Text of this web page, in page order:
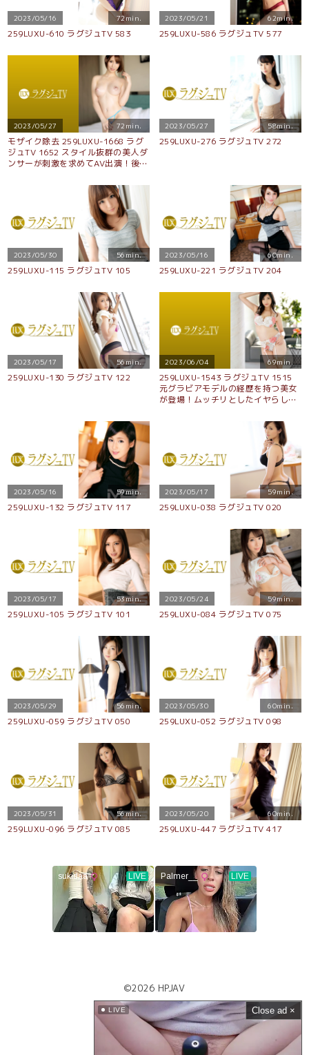
2023/05/16 72min.
259LUXU-610 ラグジュTV 583
2023/05/21 62min.
259LUXU-586 ラグジュTV 577
2023/05/27 72min.
モザイク除去 259LUXU-1668 ラグ
ジュTV 1652 スタイル抜群の美人ダ
ンサーが刺激を求めてAV出演！後ろ
をビクビク震わせ本能のままに喘ぎ
2023/05/27 58min.
259LUXU-276 ラグジュTV 272
2023/05/30 56min.
259LUXU-115 ラグジュTV 105
2023/05/16 60min.
259LUXU-221 ラグジュTV 204
2023/05/17 56min.
259LUXU-130 ラグジュTV 122
2023/06/04 69min.
259LUXU-1543 ラグジュTV 1515
元グラビアモデルの経歴を持つ美女
が登場！ムッチリとしたイヤらしい
磨きがかかり、快感ポイントを突く
ピストンに次第に表情は淫らになり
2023/05/16 59min.
259LUXU-132 ラグジュTV 117
2023/05/17 59min.
259LUXU-038 ラグジュTV 020
2023/05/17 53min.
259LUXU-105 ラグジュTV 101
2023/05/24 59min.
259LUXU-084 ラグジュTV 075
2023/05/29 56min.
259LUXU-059 ラグジュTV 050
2023/05/30 60min.
259LUXU-052 ラグジュTV 098
2023/05/31 56min.
259LUXU-096 ラグジュTV 085
2023/05/20 60min.
259LUXU-447 ラグジュTV 417
LIVE Close ad ×
©2026 HPJAV